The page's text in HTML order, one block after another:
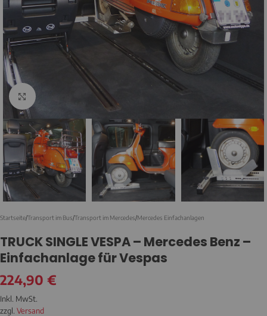
Klicken zum Vergrößern
Startseite/Transport im Bus/Transport im Mercedes/Mercedes Einfachanlagen
TRUCK SINGLE VESPA – Mercedes Benz –
Einfachanlage für Vespas
224,90 €
Inkl. MwSt.
zzgl. Versand